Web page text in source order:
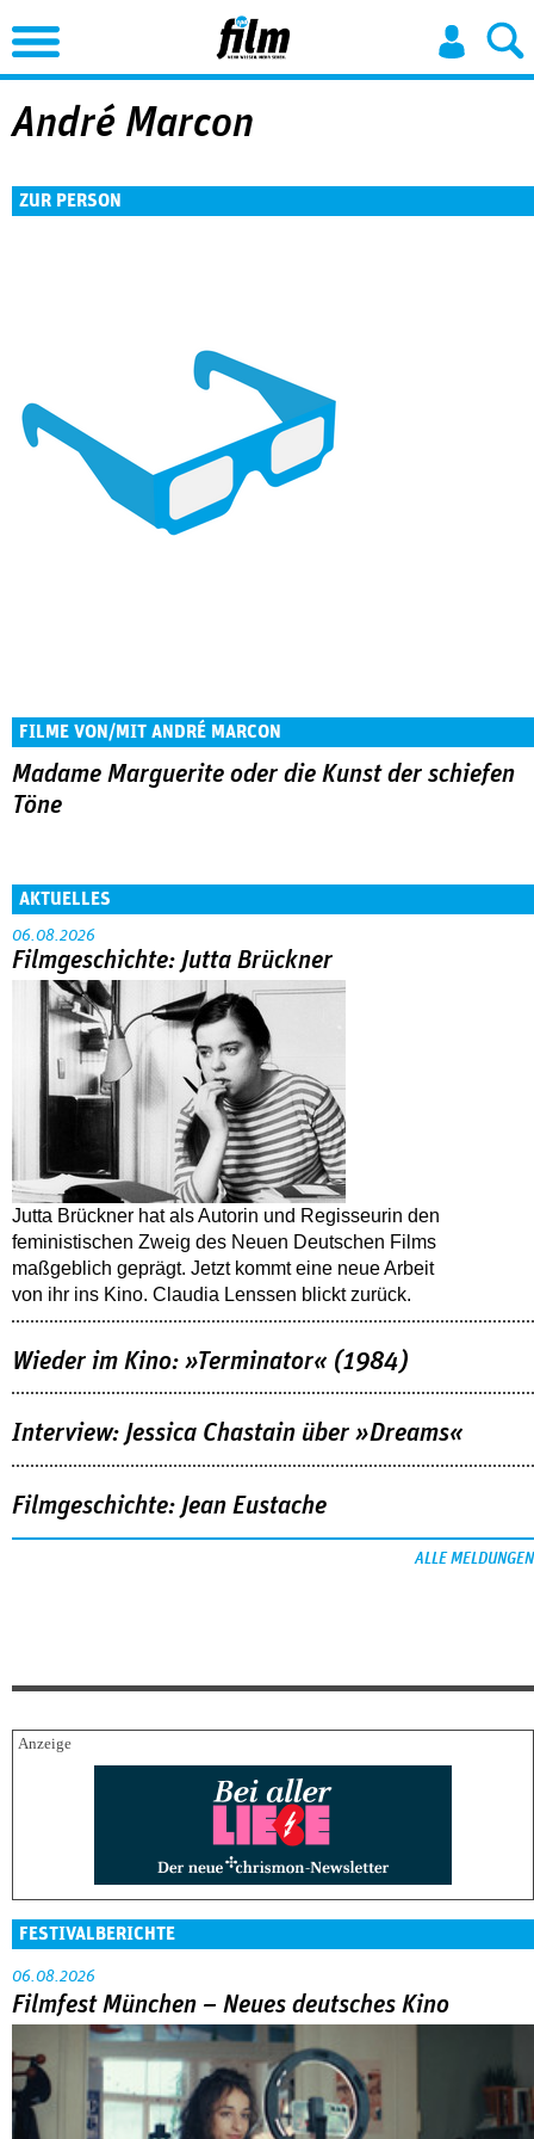
Jump to Navigation
André Marcon
ZUR PERSON
FILME VON/MIT ANDRÉ MARCON
Madame Marguerite oder die Kunst der schiefen
Töne
AKTUELLES
06.08.2026
Filmgeschichte: Jutta Brückner
Jutta Brückner hat als Autorin und Regisseurin den
feministischen Zweig des Neuen Deutschen Films
maßgeblich geprägt. Jetzt kommt eine neue Arbeit
von ihr ins Kino. Claudia Lenssen blickt zurück.
Wieder im Kino: »Terminator« (1984)
Interview: Jessica Chastain über »Dreams«
Filmgeschichte: Jean Eustache
ALLE MELDUNGEN
FESTIVALBERICHTE
06.08.2026
Filmfest München – Neues deutsches Kino